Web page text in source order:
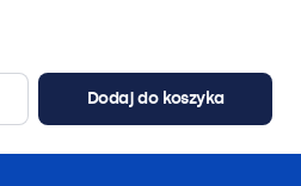
Dodaj do koszyka